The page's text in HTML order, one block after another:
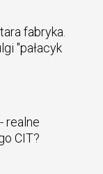
fabryka.
"pałacyk
realne
CIT?